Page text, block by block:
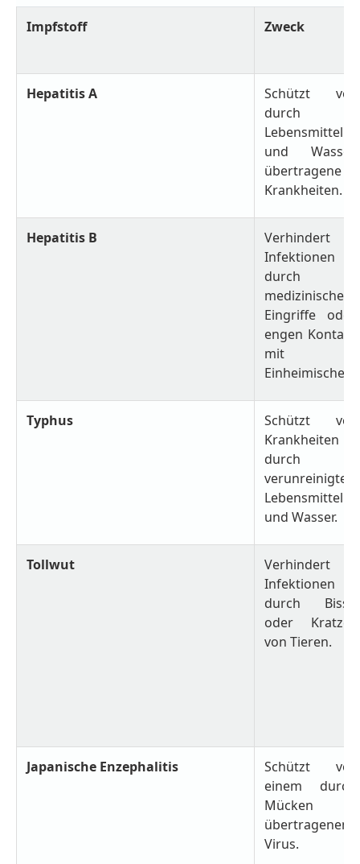
Impfstoff Zweck
Hepatitis A
Schützt vor
durch
Lebensmittel
und Wasser
übertragene
Krankheiten.
Hepatitis B
Verhindert
Infektionen
durch
medizinische
Eingriffe oder
engen Kontakt
mit
Einheimischen.
Typhus
Schützt vor
Krankheiten
durch
verunreinigte
Lebensmittel
und Wasser.
Tollwut
Verhindert
Infektionen
durch Bisse
oder Kratzer
von Tieren.
Japanische Enzephalitis
Schützt vor
einem durch
Mücken
übertragenen
Virus.